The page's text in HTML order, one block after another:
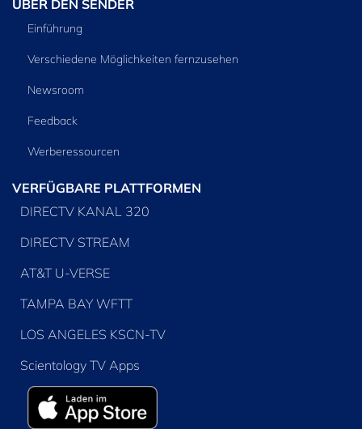
ÜBER DEN SENDER
Einführung
Verschiedene Möglichkeiten fernzusehen
Newsroom
Feedback
Werberessourcen
VERFÜGBARE PLATTFORMEN
DIRECTV KANAL 320
DIRECTV STREAM
AT&T U-VERSE
TAMPA BAY WFTT
LOS ANGELES KSCN-TV
Scientology TV Apps